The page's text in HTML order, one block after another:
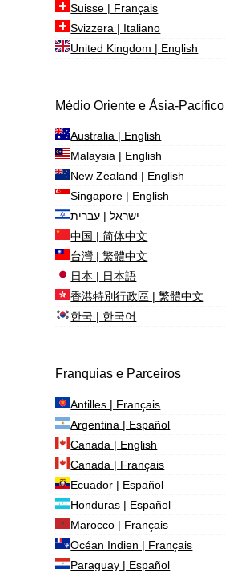
Suisse | Français
Svizzera | Italiano
United Kingdom | English
Médio Oriente e Ásia-Pacífico
Australia | English
Malaysia | English
New Zealand | English
Singapore | English
ישראל | עִברִית
中国 | 简体中文
台灣 | 繁體中文
日本 | 日本語
香港特別行政區 | 繁體中文
한국 | 한국어
Franquias e Parceiros
Antilles | Français
Argentina | Español
Canada | English
Canada | Français
Ecuador | Español
Honduras | Español
Marocco | Français
Océan Indien | Français
Paraguay | Español